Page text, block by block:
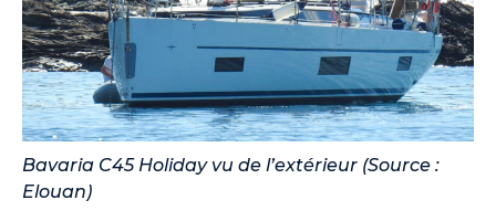
Bavaria C45 Holiday vu de l’extérieur (Source :
Elouan)